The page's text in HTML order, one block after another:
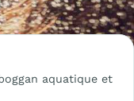
aquatique et